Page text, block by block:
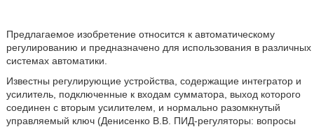
Предлагаемое изобретение относится к автоматическому
регулированию и предназначено для использования в различных
системах автоматики.
Известны регулирующие устройства, содержащие интегратор и
усилитель, подключенные к входам сумматора, выход которого
соединен с вторым усилителем, и нормально разомкнутый
управляемый ключ (Денисенко В.В. ПИД-регуляторы: вопросы